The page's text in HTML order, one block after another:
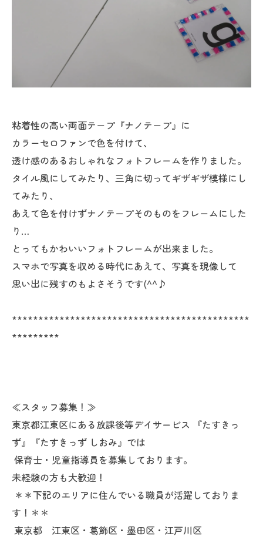
粘着性の高い両面テープ『ナノテープ』に
カラーセロファンで色を付けて、
透け感のあるおしゃれなフォトフレームを作りました。
タイル風にしてみたり、三角に切ってギザギザ模様にし
てみたり、
あえて色を付けずナノテープそのものをフレームにした
り…
とってもかわいいフォトフレームが出来ました。
スマホで写真を収める時代にあえて、写真を現像して
思い出に残すのもよさそうです(^^♪
*********************************************
*********
≪スタッフ募集！≫
東京都江東区にある放課後等デイサービス 『たすきっ
ず』『たすきっず しおみ』では
保育士・児童指導員を募集しております。
未経験の方も大歓迎！
＊＊下記のエリアに住んでいる職員が活躍しておりま
す！＊＊
東京都 江東区・葛飾区・墨田区・江戸川区